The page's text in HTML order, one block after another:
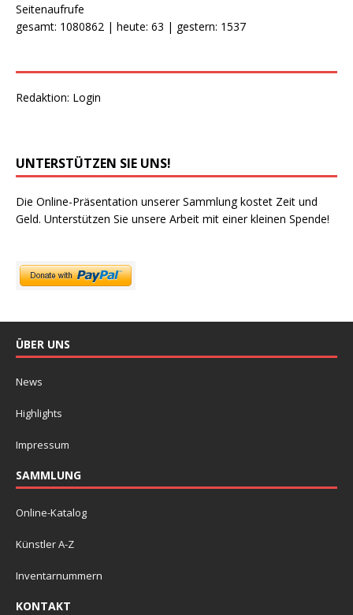
Seitenaufrufe
gesamt: 1080862 | heute: 63 | gestern: 1537
Redaktion: Login
UNTERSTÜTZEN SIE UNS!
Die Online-Präsentation unserer Sammlung kostet Zeit und
Geld. Unterstützen Sie unsere Arbeit mit einer kleinen Spende!
ÜBER UNS
News
Highlights
Impressum
SAMMLUNG
Online-Katalog
Künstler A-Z
Inventarnummern
KONTAKT